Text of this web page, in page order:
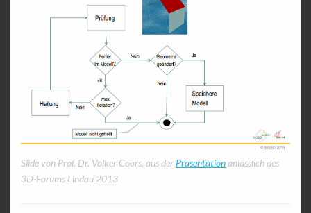
Slide von Prof. Dr. Volker Coors, aus der Präsentationanlässlich des
3D-Forums Lindau 2013